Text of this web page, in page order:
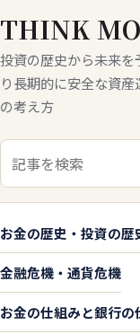
THINK
投資の歴史から未来
り長期的に安全な資
の考え方
検索キーワード
お金の歴史・投資の歴
金融危機・通貨危機
お金の仕組みと銀行の